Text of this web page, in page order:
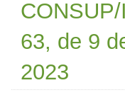
63, de 9
2023